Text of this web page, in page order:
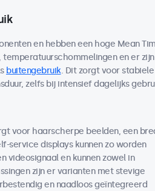
en hebben een hoge Mean
en er zijn
buitengebruik. Dit zorgt voor stabiele
zelfs bij intensief dagelijks
voor haarscherpe beelden, een
service displays kunnen zo worden
en kunnen zowel in
zijn er varianten met stevige
en naadloos geïntegreerd